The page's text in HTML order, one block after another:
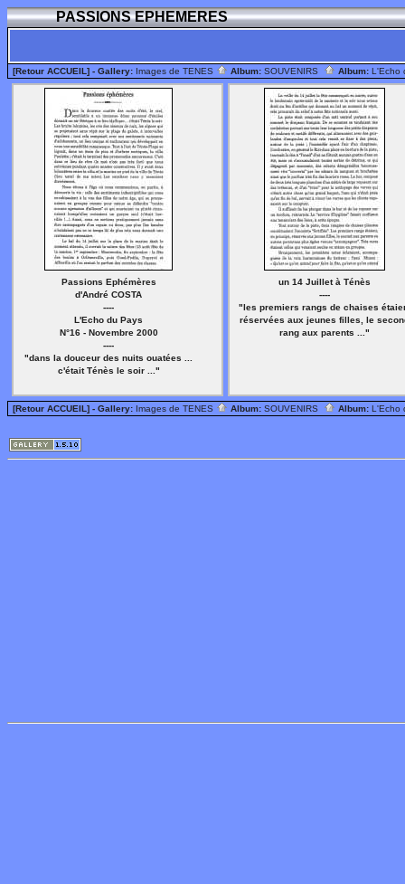
PASSIONS EPHEMERES
[Retour ACCUEIL] - Gallery: Images de TENES Album: SOUVENIRS Album: L'Echo
Passions Ephémères
d'André COSTA
----
L'Echo du Pays
N°16 - Novembre 2000
----
"dans la douceur des nuits ouatées ...
c'était Ténès le soir ..."
un 14 Juillet à Ténès
----
"les premiers rangs de chaises
réservées aux jeunes filles, le
rang aux parents ..."
[Retour ACCUEIL] - Gallery: Images de TENES Album: SOUVENIRS Album: L'Echo